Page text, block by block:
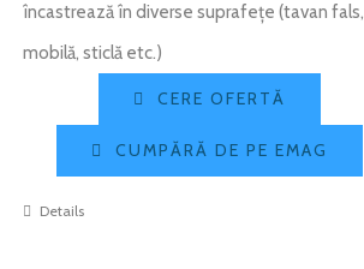
încastrează în diverse suprafețe (tavan fals,
mobilă, sticlă etc.)
CERE OFERTĂ
CUMPĂRĂ DE PE EMAG
Details